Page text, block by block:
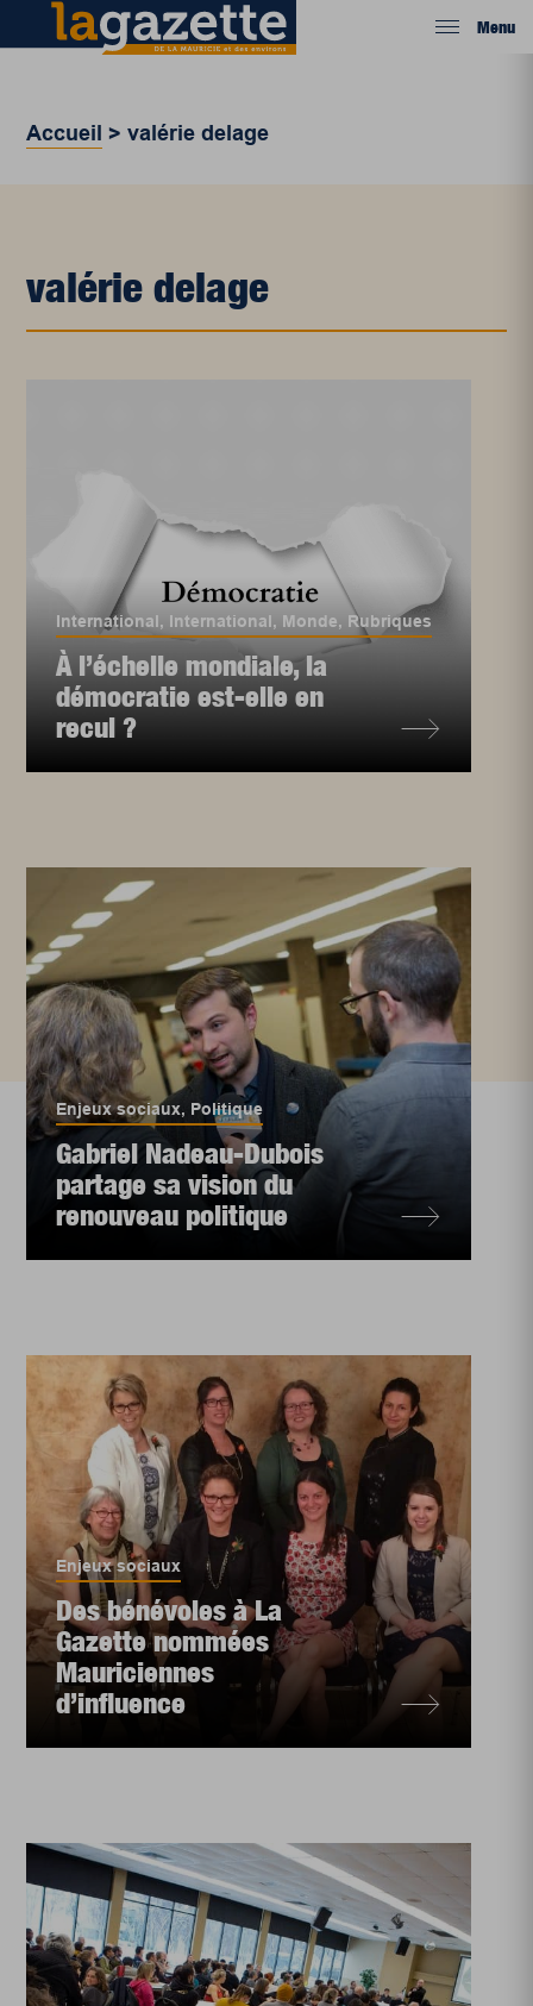
Menu
Accueil >valérie delage
valérie delage
International, International, Monde, Rubriques
À l’échelle mondiale, la
démocratie est-elle en
recul ?
Enjeux sociaux, Politique
Gabriel Nadeau-Dubois
partage sa vision du
renouveau politique
Enjeux sociaux
Des bénévoles à La
Gazette nommées
Mauriciennes
d’influence